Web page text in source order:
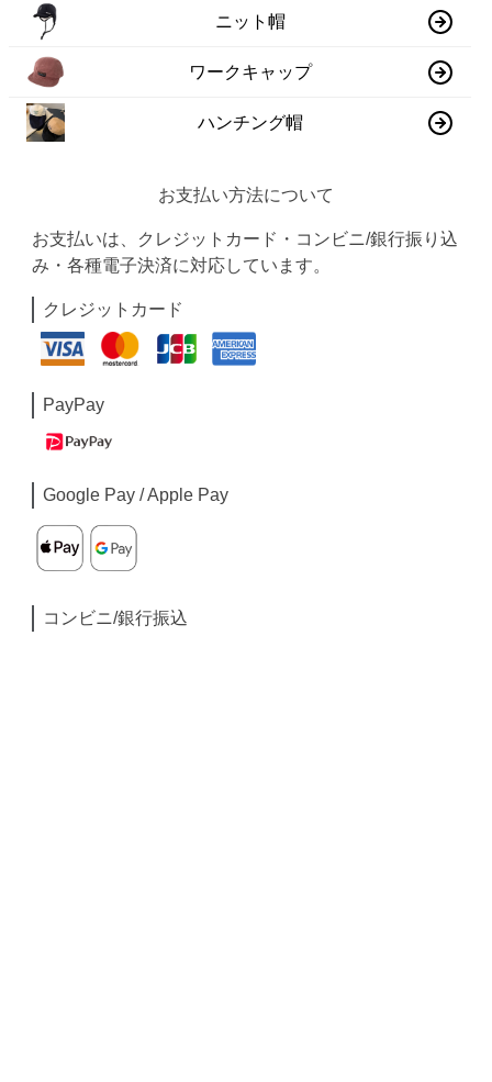
ニット帽
ワークキャップ
ハンチング帽
お支払い方法について
お支払いは、クレジットカード・コンビニ/銀行振り込
み・各種電子決済に対応しています。
クレジットカード
PayPay
Google Pay / Apple Pay
コンビニ/銀行振込